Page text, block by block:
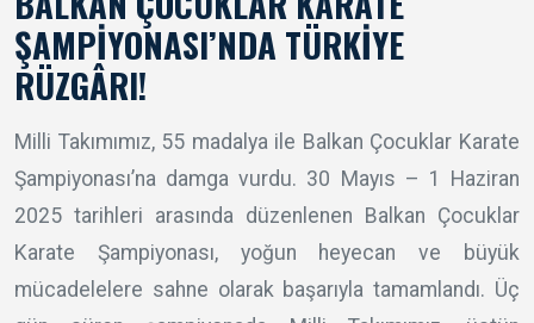
ŞAMPIYONASI’NDA TÜRKIYE
RÜZGÂRI!
Milli Takımımız, 55 madalya ile Balkan Çocuklar Karate
Şampiyonası’na damga vurdu. 30 Mayıs – 1 Haziran
2025 tarihleri arasında düzenlenen Balkan Çocuklar
Karate Şampiyonası, yoğun heyecan ve büyük
mücadelelere sahne olarak başarıyla tamamlandı. Üç